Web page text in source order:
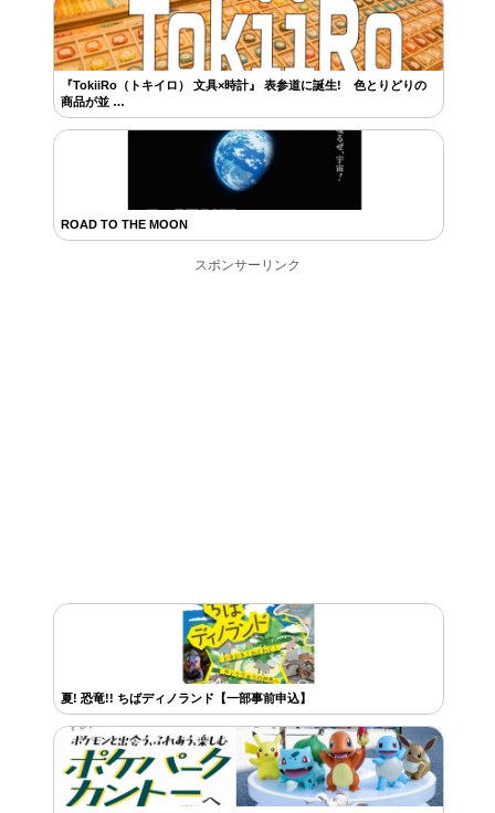
『TokiiRo（トキイロ） 文具×時計』 表参道に誕生! 色とりどりの
商品が並 …
ROAD TO THE MOON
スポンサーリンク
夏! 恐竜!! ちばディノランド【一部事前申込】